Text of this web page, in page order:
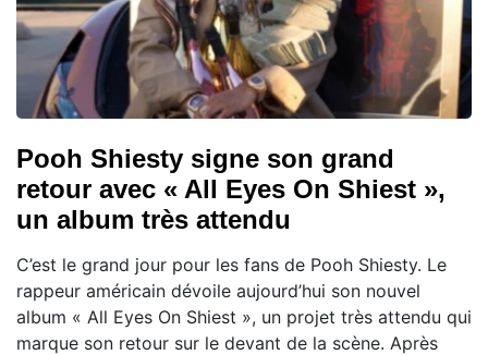
Pooh Shiesty signe son grand
retour avec « All Eyes On Shiest »,
un album très attendu
C’est le grand jour pour les fans de Pooh Shiesty. Le
rappeur américain dévoile aujourd’hui son nouvel
album « All Eyes On Shiest », un projet très attendu qui
marque son retour sur le devant de la scène. Après